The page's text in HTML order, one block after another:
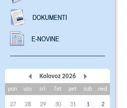
Kolovoz 2026
pon uto sri čet pet sub ned
27 28 29 30 31 1
2